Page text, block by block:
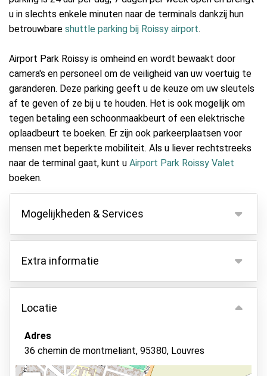
u in slechts enkele minuten naar de terminals dankzij hun
betrouwbare shuttle parking bij Roissy airport.
Airport Park Roissy is omheind en wordt bewaakt door
camera's en personeel om de veiligheid van uw voertuig te
garanderen. Deze parking geeft u de keuze om uw sleutels
af te geven of ze bij u te houden. Het is ook mogelijk om
tegen betaling een schoonmaakbeurt of een elektrische
oplaadbeurt te boeken. Er zijn ook parkeerplaatsen voor
mensen met beperkte mobiliteit. Als u liever rechtstreeks
naar de terminal gaat, kunt u Airport Park Roissy Valet
boeken.
Mogelijkheden & Services
Mogelijkheden
Binnen parkeren
Autosleutels behouden
Camerabewaking
Bewaker ter plaatse
Beveiligd parkeren
Extra informatie
Er geldt een nachttoeslag van €10,- als u aankomt
of vertrekt tussen 20:00 en 07:00.
feestdagen en zondagen dient er een toeslag van
€10,- te worden betaald.
De pendeldienst is inbegrepen voor 4 personen.
Locatie
Adres
36 chemin de montmeliant, 95380, Louvres